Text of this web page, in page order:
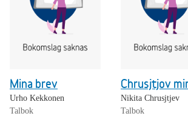
Mina brev
Urho Kekkonen
Talbok
Chrusjtjov
Nikita Chrusjtjev
Talbok